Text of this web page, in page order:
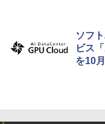
ソフ
ビス
を10